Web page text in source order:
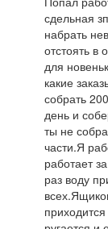
сдельная
набрать
отстоять в
для
какие
собрать
день и
ты не
части.Я
работает
раз воду